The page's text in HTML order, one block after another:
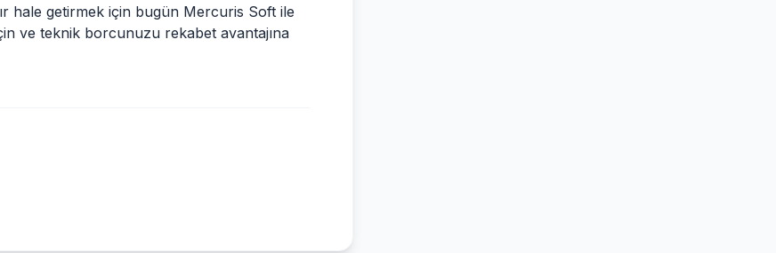
hale getirmek için bugün Mercuris Soft ile
ve teknik borcunuzu rekabet avantajına